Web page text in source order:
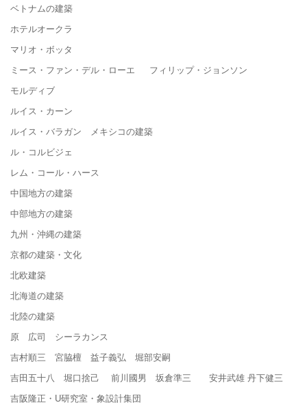
ベトナムの建築
ホテルオークラ
マリオ・ボッタ
ミース・ファン・デル・ローエ フィリップ・ジョンソン
モルディブ
ルイス・カーン
ルイス・バラガン メキシコの建築
ル・コルビジェ
レム・コール・ハース
中国地方の建築
中部地方の建築
九州・沖縄の建築
京都の建築・文化
北欧建築
北海道の建築
北陸の建築
原 広司 シーラカンス
吉村順三 宮脇檀 益子義弘 堀部安嗣
吉田五十八 堀口捨己 前川國男 坂倉準三 安井武雄 丹下健三
吉阪隆正・U研究室・象設計集団